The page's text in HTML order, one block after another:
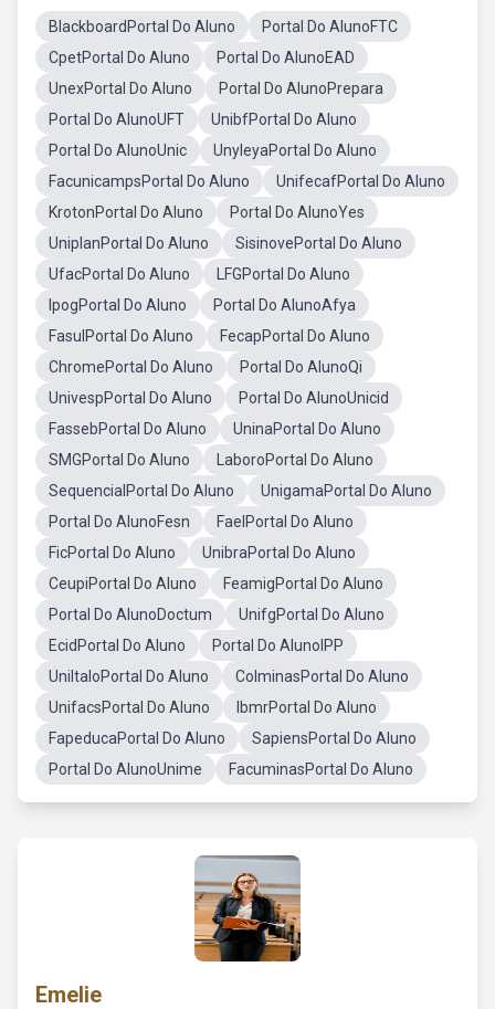
BlackboardPortal Do Aluno
Portal Do AlunoFTC
CpetPortal Do Aluno
Portal Do AlunoEAD
UnexPortal Do Aluno
Portal Do AlunoPrepara
Portal Do AlunoUFT
UnibfPortal Do Aluno
Portal Do AlunoUnic
UnyleyaPortal Do Aluno
FacunicampsPortal Do Aluno
UnifecafPortal Do Aluno
KrotonPortal Do Aluno
Portal Do AlunoYes
UniplanPortal Do Aluno
SisinovePortal Do Aluno
UfacPortal Do Aluno
LFGPortal Do Aluno
IpogPortal Do Aluno
Portal Do AlunoAfya
FasulPortal Do Aluno
FecapPortal Do Aluno
ChromePortal Do Aluno
Portal Do AlunoQi
UnivespPortal Do Aluno
Portal Do AlunoUnicid
FassebPortal Do Aluno
UninaPortal Do Aluno
SMGPortal Do Aluno
LaboroPortal Do Aluno
SequencialPortal Do Aluno
UnigamaPortal Do Aluno
Portal Do AlunoFesn
FaelPortal Do Aluno
FicPortal Do Aluno
UnibraPortal Do Aluno
CeupiPortal Do Aluno
FeamigPortal Do Aluno
Portal Do AlunoDoctum
UnifgPortal Do Aluno
EcidPortal Do Aluno
Portal Do AlunoIPP
UniItaloPortal Do Aluno
ColminasPortal Do Aluno
UnifacsPortal Do Aluno
IbmrPortal Do Aluno
FapeducaPortal Do Aluno
SapiensPortal Do Aluno
Portal Do AlunoUnime
FacuminasPortal Do Aluno
Emelie